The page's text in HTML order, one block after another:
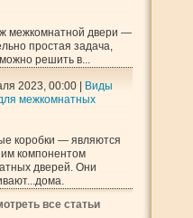
межкомнатной двери —
простая задача,
решить в...
2023, 00:00 |
Виды
межкомнатных
коробки — являются
компонентом
дверей. Они
все статьи